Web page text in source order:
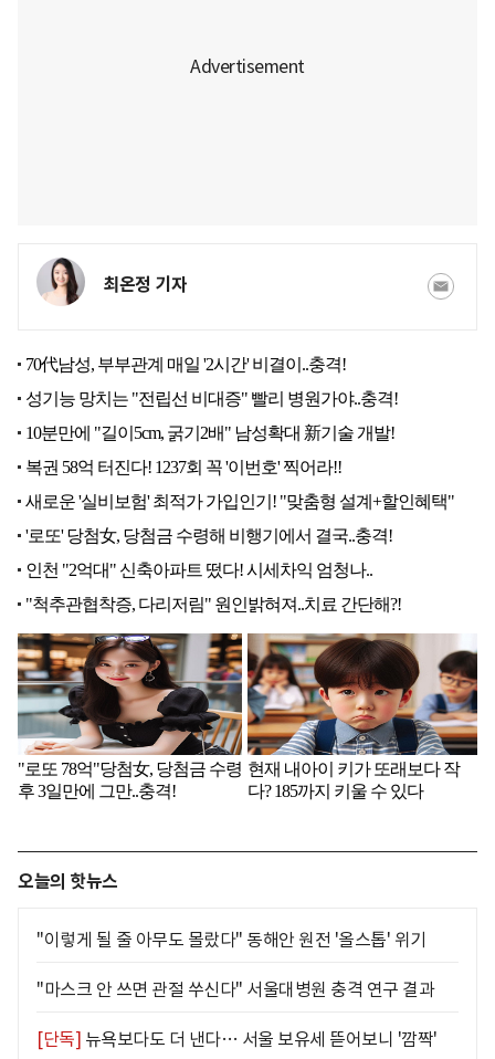
최온정 기자
오늘의 핫뉴스
"이렇게 될 줄 아무도 몰랐다" 동해안 원전 '올스톱' 위기
"마스크 안 쓰면 관절 쑤신다" 서울대병원 충격 연구 결과
[단독] 뉴욕보다도 더 낸다… 서울 보유세 뜯어보니 '깜짝'